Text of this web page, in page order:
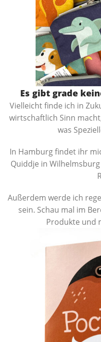
Es gibt grade
Vielleicht finde ich in
wirtschaftlich Sinn
was
In Hamburg findet ihr
Quiddje in
Außerdem werde ich
sein. Schau mal im
Produkte und